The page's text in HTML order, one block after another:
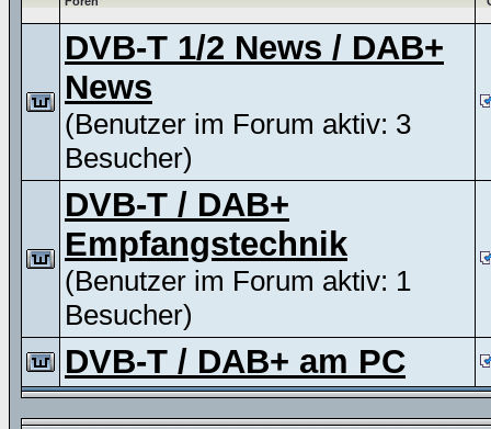
DVB-T 1/2 News / DAB+
News
(Benutzer im Forum aktiv: 3
Besucher)
DVB-T / DAB+
Empfangstechnik
(Benutzer im Forum aktiv: 1
Besucher)
DVB-T / DAB+ am PC